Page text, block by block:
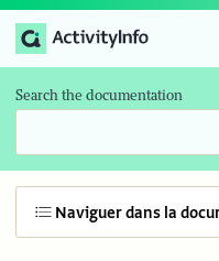
Search the documentation
Naviguer dans la